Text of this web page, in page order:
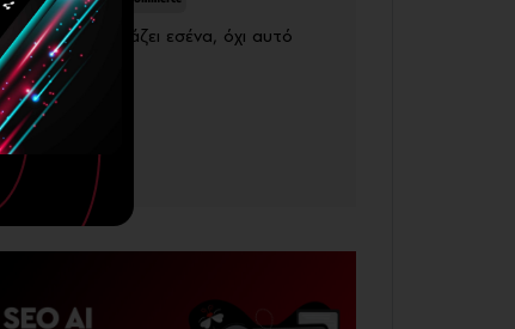
Ο κόσμος αγοράζει εσένα, όχι αυτό
που πουλάς
23 Ιουνίου, 2026